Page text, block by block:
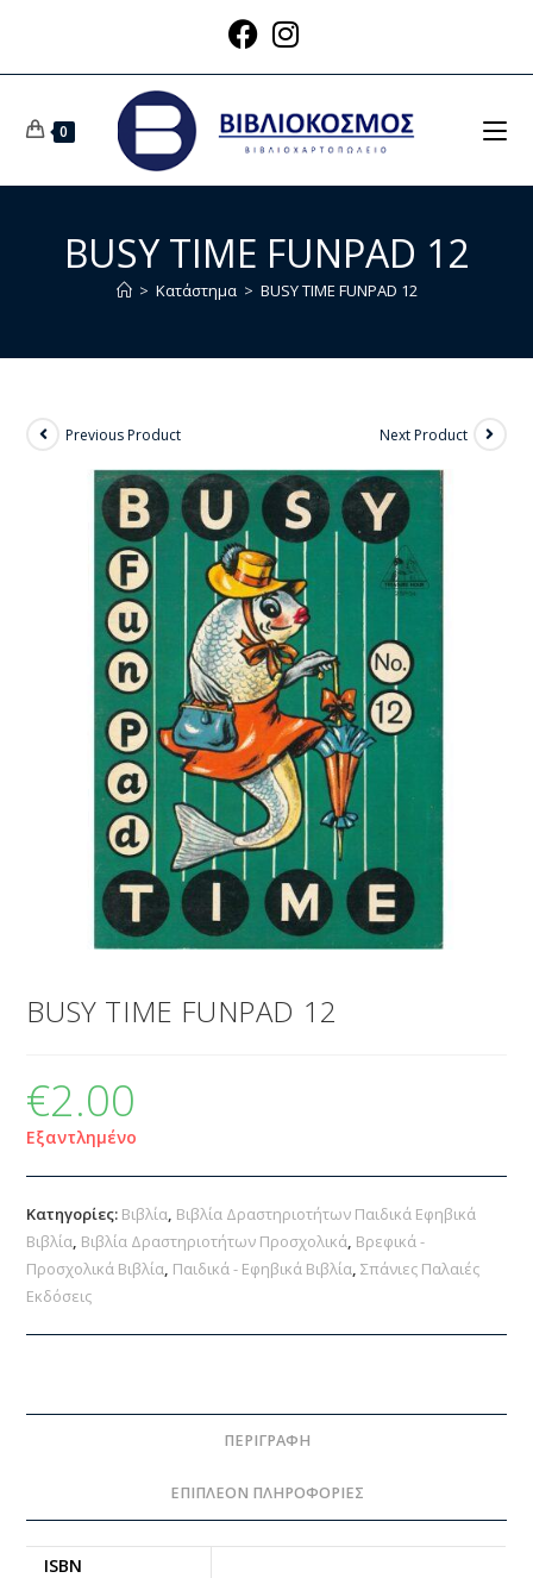
0
BUSY TIME FUNPAD 12
> Κατάστημα > BUSY TIME FUNPAD 12
Previous Product Next Product
BUSY TIME FUNPAD 12
€2.00
Εξαντλημένο
Κατηγορίες: Βιβλία, Βιβλία Δραστηριοτήτων Παιδικά Εφηβικά
Βιβλία, Βιβλία Δραστηριοτήτων Προσχολικά, Βρεφικά -
Προσχολικά Βιβλία, Παιδικά - Εφηβικά Βιβλία,Σπάνιες Παλαιές
Εκδόσεις
ΠΕΡΙΓΡΑΦΉ
ΕΠΙΠΛΈΟΝ ΠΛΗΡΟΦΟΡΊΕΣ
ISBN